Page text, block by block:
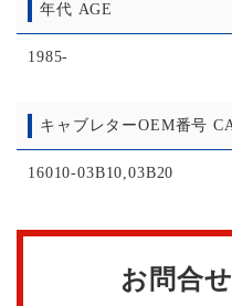
年代 AGE
1985-
キャブレターOEM番号
16010-03B10,03B20
お問合